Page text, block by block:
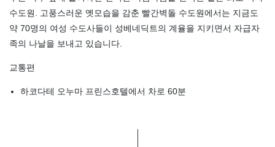
수도원. 고풍스러운 옛모습을 감춘 빨간벽돌 수도원에서는 지금도
약 70명의 여성 수도사들이 성베네딕트의 계율을 지키면서 자급자
족의 나날을 보내고 있습니다.
교통편
하코다테 오누마 프린스호텔에서 차로 60분